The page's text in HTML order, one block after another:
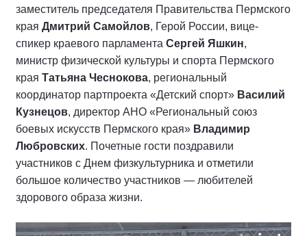
заместитель председателя Правительства Пермского
края Дмитрий Самойлов, Герой России, вице-
спикер краевого парламента Сергей Яшкин,
министр физической культуры и спорта Пермского
края Татьяна Чеснокова, региональный
координатор партпроекта «Детский спорт» Василий
Кузнецов, директор АНО «Региональный союз
боевых искусств Пермского края» Владимир
Любровских. Почетные гости поздравили
участников с Днем физкультурника и отметили
большое количество участников — любителей
здорового образа жизни.